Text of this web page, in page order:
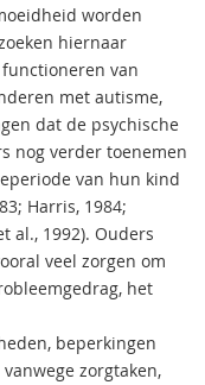
worden
hiernaar
van
met autisme,
dat de psychische
nog verder toenemen
van hun kind
Harris, 1984;
al., 1992). Ouders
veel zorgen om
het
beperkingen
zorgtaken,